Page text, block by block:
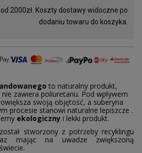
dylatacyjny
Promocje
Gumokorek
jachty i na baseny
korkowa
korkowe
2000zł. Koszty dostawy widoczne po
dodaniu towaru do koszyka.
to naturalny produkt,
zawiera poliuretanu. Pod wpływem
swoją objętość, a suberyna
procesie stanowi naturalne lepiszcze .
ekologiczny i lekki produkt.
stworzony z potrzeby recyklingu
mając na uwadze zwiększoną